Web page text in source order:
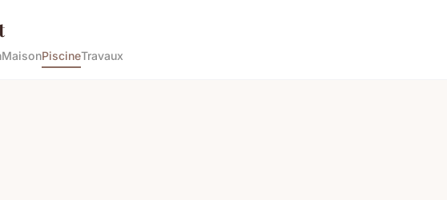
MaisonPiscineTravaux